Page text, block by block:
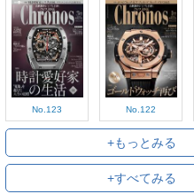
No.123 No.122
+もっとみる
+すべてみる